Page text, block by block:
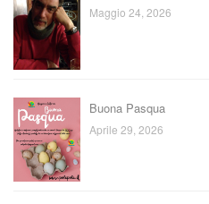
Maggio 24, 2026
Buona Pasqua
Aprile 29, 2026